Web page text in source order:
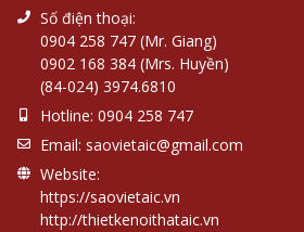
Số điện thoại:
0904 258 747 (Mr. Giang)
0902 168 384 (Mrs. Huyền)
(84-024) 3974.6810
Hotline: 0904 258 747
Email: saovietaic@gmail.com
Website:
https://saovietaic.vn
http://thietkenoithataic.vn